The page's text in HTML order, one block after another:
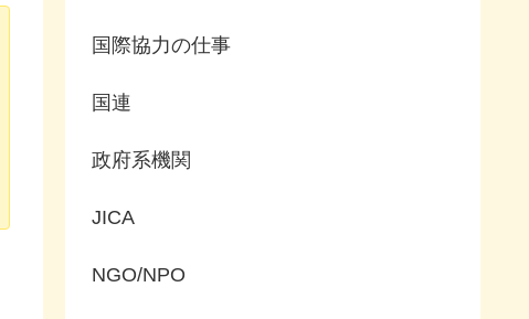
国際協力の仕事
国連
政府系機関
JICA
NGO/NPO